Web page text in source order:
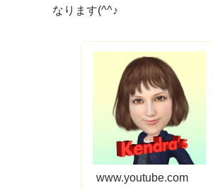
なります(^^♪
www.youtube.com